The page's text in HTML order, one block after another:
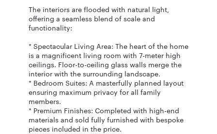
The interiors are flooded with natural light,
offering a seamless blend of scale and
functionality:
* Spectacular Living Area: The heart of the home
is a magnificent living room with 7-meter high
ceilings. Floor-to-ceiling glass walls merge the
interior with the surrounding landscape.
* Bedroom Suites: A masterfully planned layout
ensuring maximum privacy for all family
members.
* Premium Finishes: Completed with high-end
materials and sold fully furnished with bespoke
pieces included in the price.